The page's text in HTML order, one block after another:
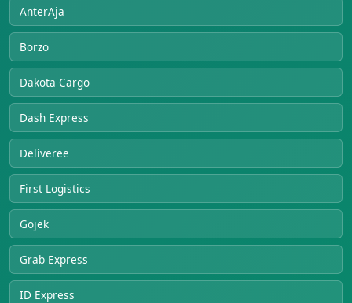
AnterAja
Borzo
Dakota Cargo
Dash Express
Deliveree
First Logistics
Gojek
Grab Express
ID Express